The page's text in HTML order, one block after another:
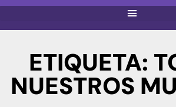
ETIQUETA:
NUESTROS